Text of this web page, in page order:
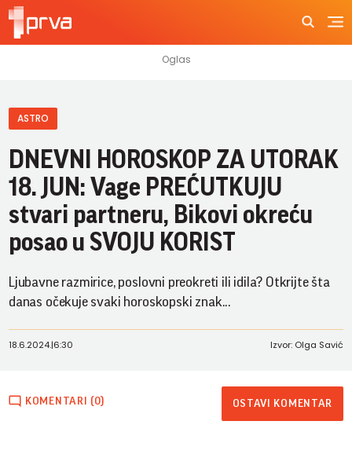
ASTRO
DNEVNI HOROSKOP ZA UTORAK
18. JUN: Vage PREĆUTKUJU
stvari partneru, Bikovi okreću
posao u SVOJU KORIST
Ljubavne razmirice, poslovni preokreti ili idila? Otkrijte šta
danas očekuje svaki horoskopski znak...
18.6.2024.|6:30 Izvor: Olga Savić
KOMENTARI (0) OSTAVI KOMENTAR